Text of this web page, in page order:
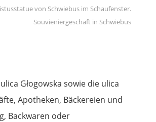
Souvieniergeschäft in Schwiebus
Głogowska sowie die ulica
Apotheken, Bäckereien und
Backwaren oder